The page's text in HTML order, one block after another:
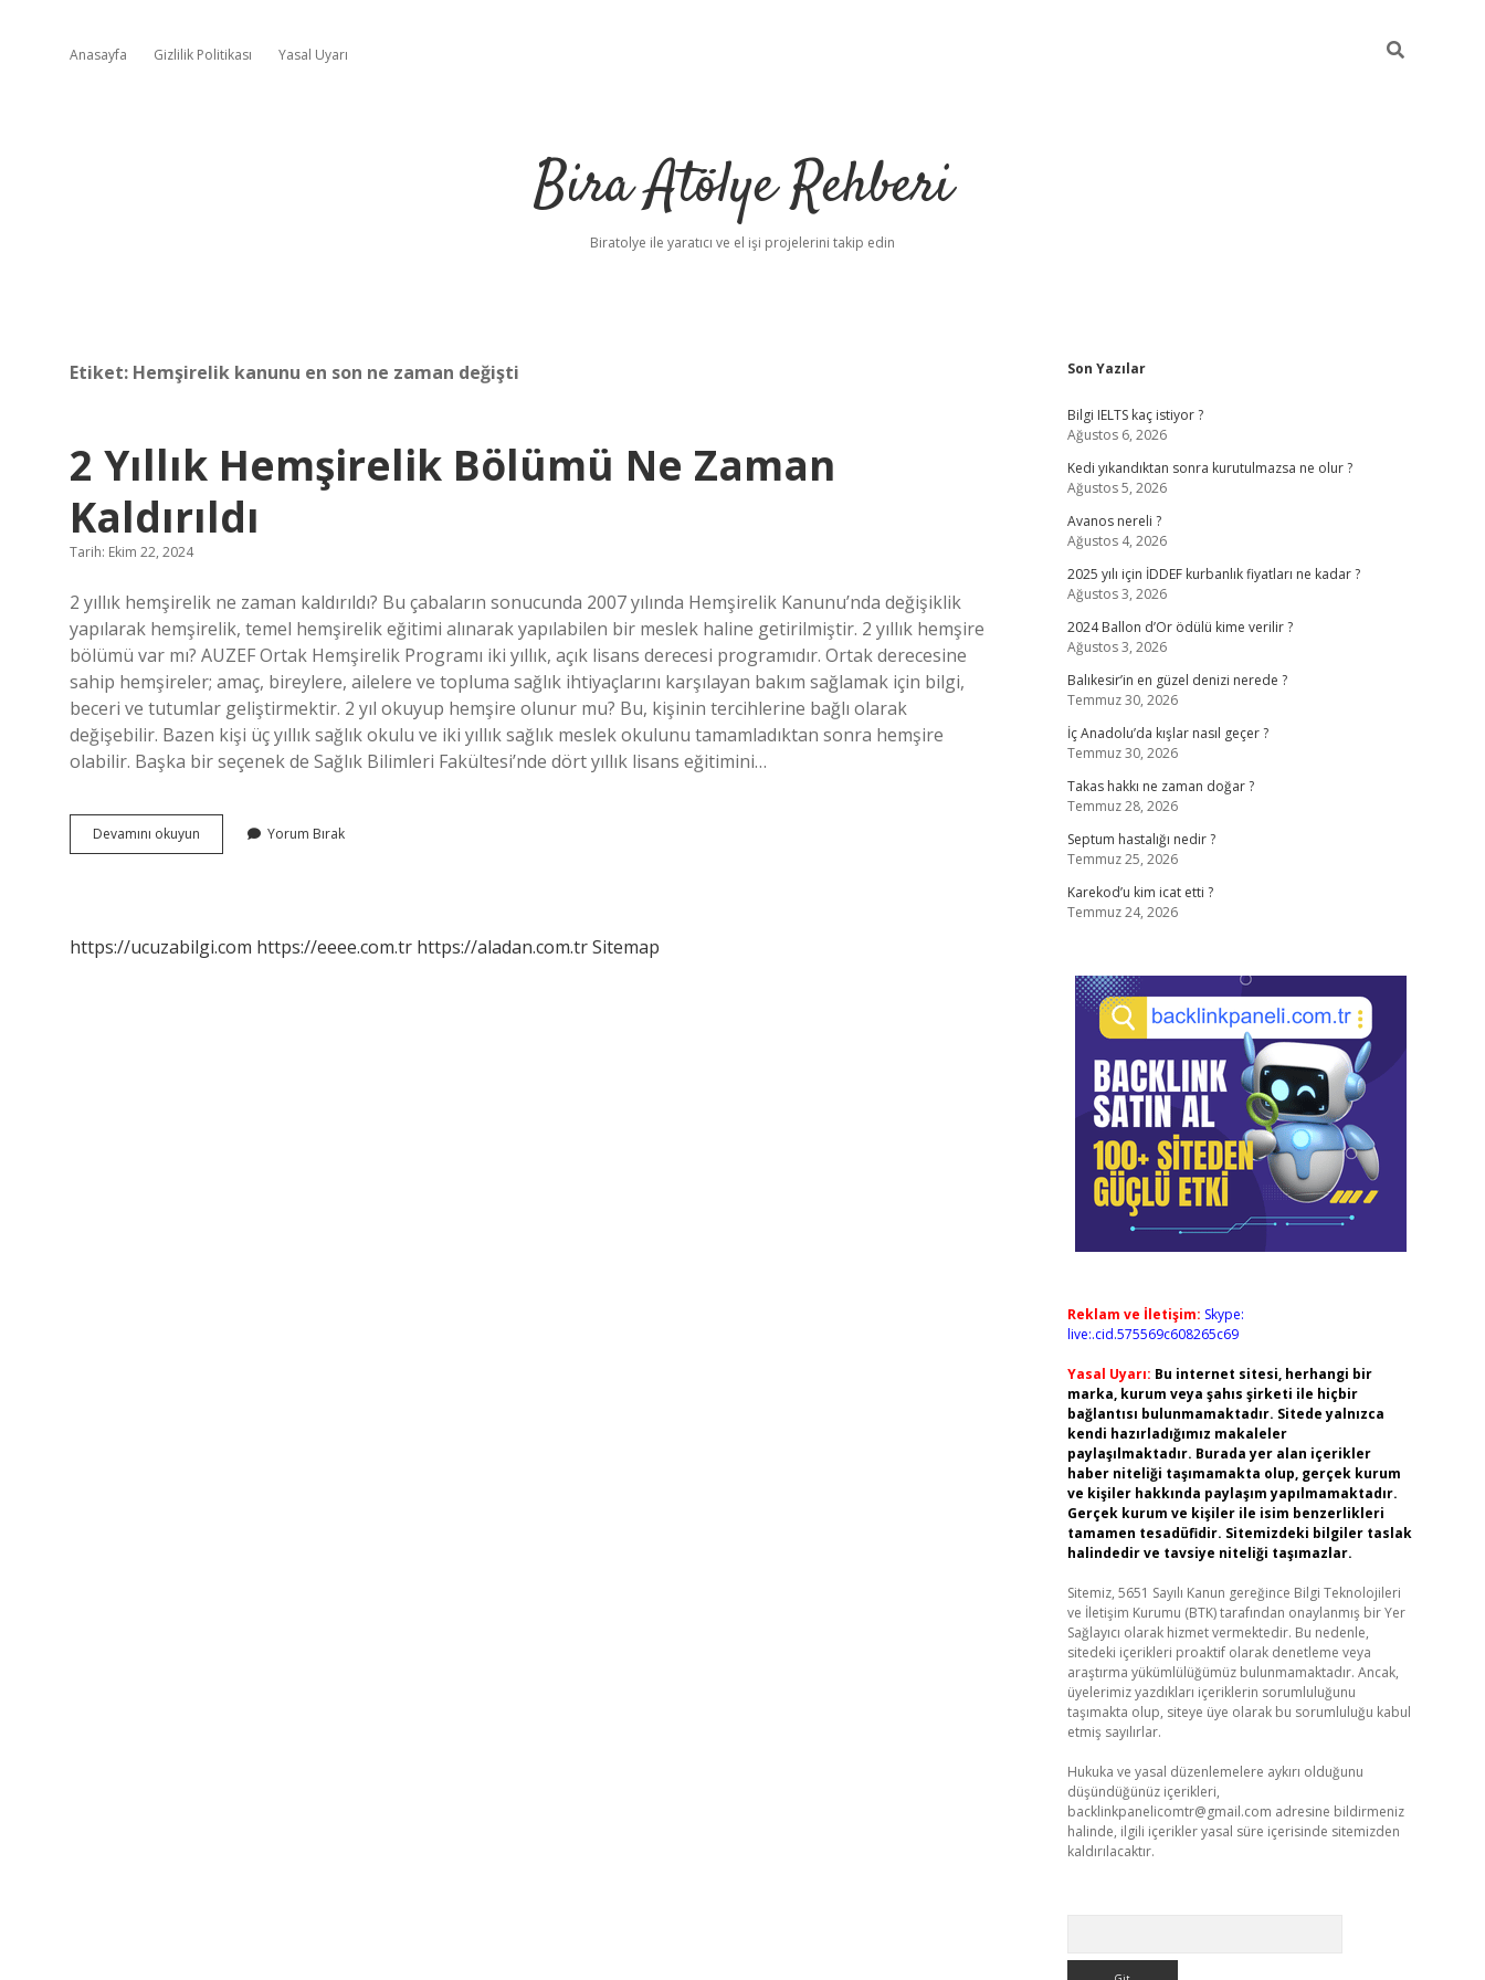
Anasayfa Gizlilik Politikası Yasal Uyarı
Bira Atölye Rehberi
Biratolye ile yaratıcı ve el işi projelerini takip edin
Etiket: Hemşirelik kanunu en son ne zaman değişti
2 Yıllık Hemşirelik Bölümü Ne Zaman
Kaldırıldı
Tarih: Ekim 22, 2024
2 yıllık hemşirelik ne zaman kaldırıldı? Bu çabaların sonucunda 2007 yılında Hemşirelik Kanunu’nda değişiklik
yapılarak hemşirelik, temel hemşirelik eğitimi alınarak yapılabilen bir meslek haline getirilmiştir. 2 yıllık hemşire
bölümü var mı? AUZEF Ortak Hemşirelik Programı iki yıllık, açık lisans derecesi programıdır. Ortak derecesine
sahip hemşireler; amaç, bireylere, ailelere ve topluma sağlık ihtiyaçlarını karşılayan bakım sağlamak için bilgi,
beceri ve tutumlar geliştirmektir. 2 yıl okuyup hemşire olunur mu? Bu, kişinin tercihlerine bağlı olarak
değişebilir. Bazen kişi üç yıllık sağlık okulu ve iki yıllık sağlık meslek okulunu tamamladıktan sonra hemşire
olabilir. Başka bir seçenek de Sağlık Bilimleri Fakültesi’nde dört yıllık lisans eğitimini…
Devamını okuyun
Yıllık
Kaldırıldı
Yorum Bırak
https://ucuzabilgi.com https://eeee.com.tr https://aladan.com.trSitemap
Sidebar
Son Yazılar
Bilgi IELTS kaç istiyor ?
Ağustos 6, 2026
Kedi yıkandıktan sonra kurutulmazsa ne olur ?
Ağustos 5, 2026
Avanos nereli ?
Ağustos 4, 2026
2025 yılı için İDDEF kurbanlık fiyatları ne kadar ?
Ağustos 3, 2026
2024 Ballon d’Or ödülü kime verilir ?
Ağustos 3, 2026
Balıkesir’in en güzel denizi nerede ?
Temmuz 30, 2026
İç Anadolu’da kışlar nasıl geçer ?
Temmuz 30, 2026
Takas hakkı ne zaman doğar ?
Temmuz 28, 2026
Septum hastalığı nedir ?
Temmuz 25, 2026
Karekod’u kim icat etti ?
Temmuz 24, 2026
Reklam ve İletişim: Skype:
live:.cid.575569c608265c69
Yasal Uyarı: Bu internet sitesi, herhangi bir
marka, kurum veya şahıs şirketi ile hiçbir
bağlantısı bulunmamaktadır. Sitede yalnızca
kendi hazırladığımız makaleler
paylaşılmaktadır. Burada yer alan içerikler
haber niteliği taşımamakta olup, gerçek kurum
ve kişiler hakkında paylaşım yapılmamaktadır.
Gerçek kurum ve kişiler ile isim benzerlikleri
tamamen tesadüfidir. Sitemizdeki bilgiler taslak
halindedir ve tavsiye niteliği taşımazlar.
Sitemiz, 5651 Sayılı Kanun gereğince Bilgi Teknolojileri
ve İletişim Kurumu (BTK) tarafından onaylanmış bir Yer
Sağlayıcı olarak hizmet vermektedir. Bu nedenle,
sitedeki içerikleri proaktif olarak denetleme veya
araştırma yükümlülüğümüz bulunmamaktadır. Ancak,
üyelerimiz yazdıkları içeriklerin sorumluluğunu
taşımakta olup, siteye üye olarak bu sorumluluğu kabul
etmiş sayılırlar.
Hukuka ve yasal düzenlemelere aykırı olduğunu
düşündüğünüz içerikleri,
backlinkpanelicomtr@gmail.com adresine bildirmeniz
halinde, ilgili içerikler yasal süre içerisinde sitemizden
kaldırılacaktır.
ilbetbetci